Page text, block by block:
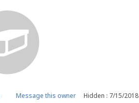
Message this owner Hidden : 7/15/2018